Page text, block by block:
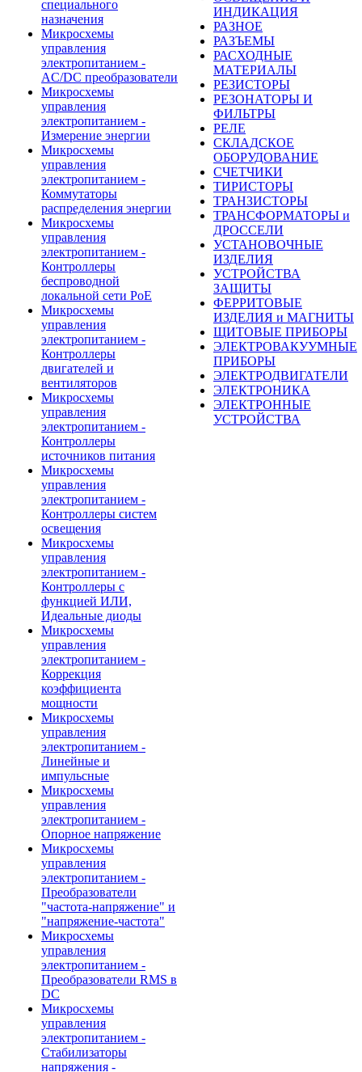
специального
назначения
Микросхемы
управления
электропитанием -
AC/DC преобразователи
Микросхемы
управления
электропитанием -
Измерение энергии
Микросхемы
управления
электропитанием -
Коммутаторы
распределения энергии
Микросхемы
управления
электропитанием -
Контроллеры
беспроводной
локальной сети PoE
Микросхемы
управления
электропитанием -
Контроллеры
двигателей и
вентиляторов
Микросхемы
управления
электропитанием -
Контроллеры
источников питания
Микросхемы
управления
электропитанием -
Контроллеры систем
освещения
Микросхемы
управления
электропитанием -
Контроллеры с
функцией ИЛИ,
Идеальные диоды
Микросхемы
управления
электропитанием -
Коррекция
коэффициента
мощности
Микросхемы
управления
электропитанием -
Линейные и
импульсные
Микросхемы
управления
электропитанием -
Опорное напряжение
Микросхемы
управления
электропитанием -
Преобразователи
"частота-напряжение" и
"напряжение-частота"
Микросхемы
управления
электропитанием -
Преобразователи RMS в
DC
Микросхемы
управления
электропитанием -
Стабилизаторы
напряжения -
ИНДИКАЦИЯ
РАЗНОЕ
РАЗЪЕМЫ
РАСХОДНЫЕ
МАТЕРИАЛЫ
РЕЗИСТОРЫ
РЕЗОНАТОРЫ И
ФИЛЬТРЫ
РЕЛЕ
СКЛАДСКОЕ
ОБОРУДОВАНИЕ
СЧЕТЧИКИ
ТИРИСТОРЫ
ТРАНЗИСТОРЫ
ТРАНСФОРМАТОРЫ и
ДРОССЕЛИ
УСТАНОВОЧНЫЕ
ИЗДЕЛИЯ
УСТРОЙСТВА
ЗАЩИТЫ
ФЕРРИТОВЫЕ
ИЗДЕЛИЯ и МАГНИТЫ
ЩИТОВЫЕ ПРИБОРЫ
ЭЛЕКТРОВАКУУМНЫЕ
ПРИБОРЫ
ЭЛЕКТРОДВИГАТЕЛИ
ЭЛЕКТРОНИКА
ЭЛЕКТРОННЫЕ
УСТРОЙСТВА